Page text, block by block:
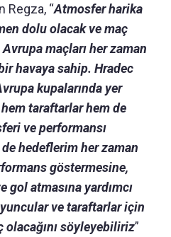
Regza, “Atmosfer harika
dolu olacak ve maç
maçları her zaman
havaya sahip. Hradec
kupalarında yer
taraftarlar hem de
ve performansı
hedeflerim her zaman
göstermesine,
gol atmasına yardımcı
ve taraftarlar için
söyleyebiliriz”